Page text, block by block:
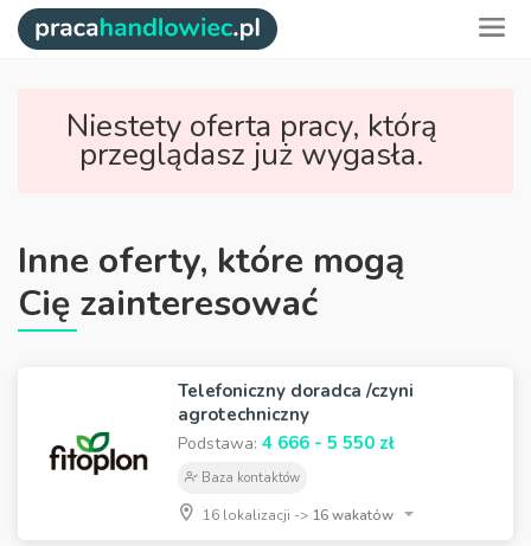
Niestety oferta pracy, którą
przeglądasz już wygasła.
Inne oferty, które mogą
Cię zainteresować
Telefoniczny doradca /czyni
agrotechniczny
Podstawa: 4 666 - 5 550 zł
Baza kontaktów
16 lokalizacji -> 16 wakatów